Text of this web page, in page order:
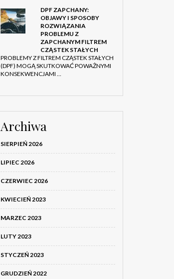
DPF ZAPCHANY:
OBJAWY I SPOSOBY
ROZWIĄZANIA
PROBLEMU Z
ZAPCHANYM FILTREM
CZĄSTEK STAŁYCH
PROBLEMY Z FILTREM CZĄSTEK STAŁYCH
(DPF) MOGĄ SKUTKOWAĆ POWAŻNYMI
KONSEKWENCJAMI …
Archiwa
SIERPIEŃ 2026
LIPIEC 2026
CZERWIEC 2026
KWIECIEŃ 2023
MARZEC 2023
LUTY 2023
STYCZEŃ 2023
GRUDZIEŃ 2022